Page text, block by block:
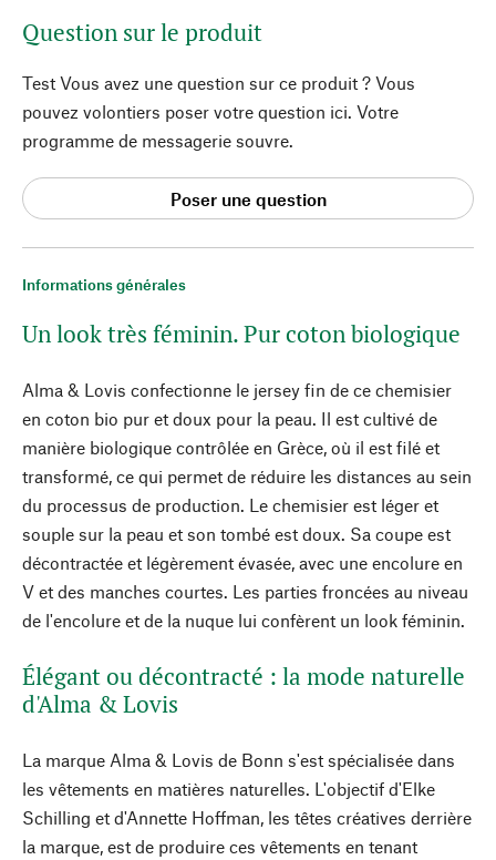
Informations générales
Un look très féminin. Pur coton biologique
Alma & Lovis confectionne le jersey fin de ce chemisier
en coton bio pur et doux pour la peau. Il est cultivé de
manière biologique contrôlée en Grèce, où il est filé et
transformé, ce qui permet de réduire les distances au sein
du processus de production. Le chemisier est léger et
souple sur la peau et son tombé est doux. Sa coupe est
décontractée et légèrement évasée, avec une encolure en
V et des manches courtes. Les parties froncées au niveau
de l'encolure et de la nuque lui confèrent un look féminin.
Élégant ou décontracté : la mode naturelle
d'Alma & Lovis
La marque Alma & Lovis de Bonn s'est spécialisée dans
les vêtements en matières naturelles. L'objectif d'Elke
Schilling et d'Annette Hoffman, les têtes créatives derrière
la marque, est de produire ces vêtements en tenant
Question sur le produit
Test Vous avez une question sur ce produit ? Vous
pouvez volontiers poser votre question ici. Votre
programme de messagerie souvre.
Poser une question